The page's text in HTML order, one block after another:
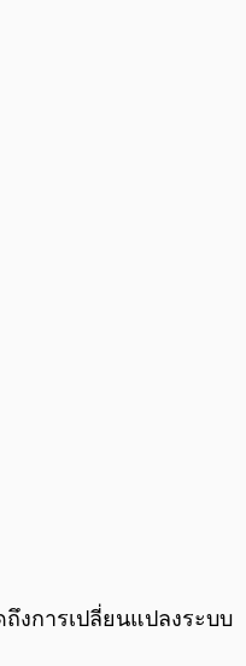
0:00
ถึงการเปลี่ยนแปลงระบบ